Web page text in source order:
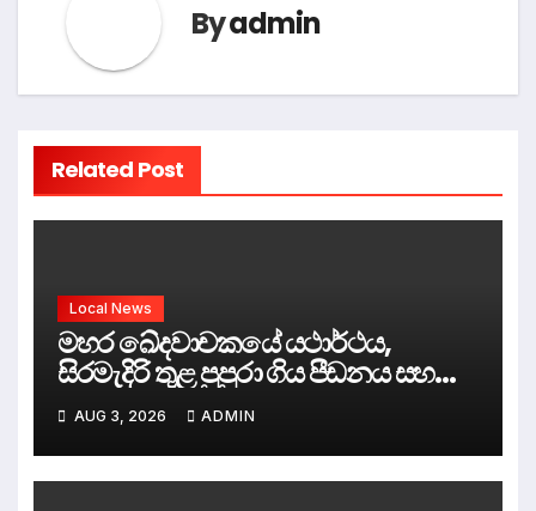
Byadmin
Related Post
Local News
මහර ඛේදවාචකයේ යථාර්ථය,
සිරමැදිරි තුළ පුපුරා ගිය පීඩනය සහ
පලිගැනීමේ දේශපාලනය
AUG 3, 2026 ADMIN